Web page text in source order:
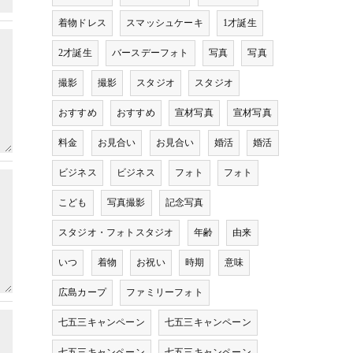
着物ドレス スマッシュケーキ 1才誕生
2才誕生 バースデーフォト 写真 写真
撮影 撮影 スタジオ スタジオ
おすすめ おすすめ 宣材写真 宣材写真
料金 お見合い お見合い 婚活 婚活
ビジネス ビジネス フォト フォト
こども 写真撮影 記念写真
スタジオ・フォトスタジオ 年齢 由来
いつ 着物 お祝い 時期 意味
広島カープ ファミリーフォト
七五三キャンペーン 七五三キャンペーン